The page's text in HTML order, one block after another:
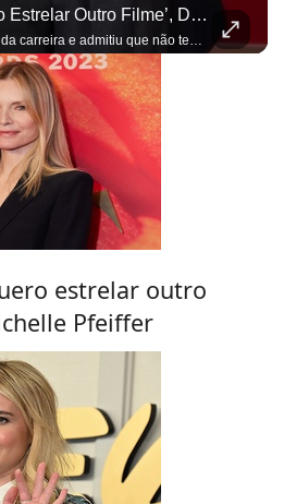
‘Eu Nunca Mais Quero Estrelar Outro Filme’, Dispara Michelle Pfeiffer
Atriz falou sobre a nova fase da carreira e admitiu que não tem interesse em voltar ao formato tradicional de protagonista no cinema
estrelar outro
Pfeiffer